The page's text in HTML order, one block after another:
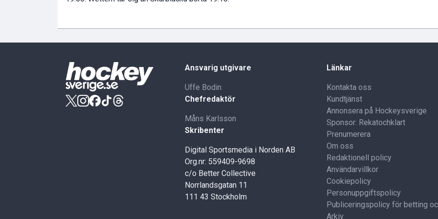
Ansvarig utgivare
Uffe Bodin
Chefredaktör
Måns Karlsson
Skribenter
Digital Sportsmedia i Norden AB
Org.nr: 559409-9698
c/o Better Collective
Norrlandsgatan 11
111 43 Stockholm
Länkar
Kontakta oss
Kundtjänst
Annonsera på Hockeysverige
Sponsor: Rekatochklart
Prenumerera
Om oss
Redaktionell policy
Användarvillkor
Cookiepolicy
Personuppgiftspolicy
Publiceringspolicy för betting
Arkiv